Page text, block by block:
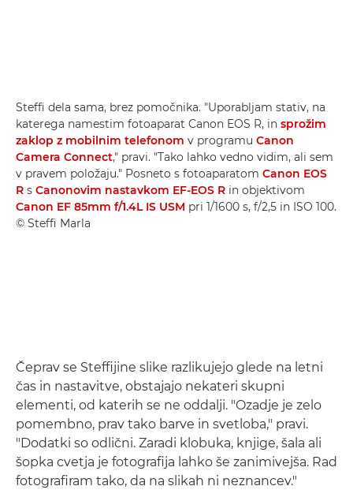
Steffi dela sama, brez pomočnika. "Uporabljam stativ, na
katerega namestim fotoaparat Canon EOS R, in sprožim
zaklop z mobilnim telefonom v programu Canon
Camera Connect," pravi. "Tako lahko vedno vidim, ali sem
v pravem položaju." Posneto s fotoaparatom Canon EOS
R s Canonovim nastavkom EF-EOS R in objektivom
Canon EF 85mm f/1.4L IS USM pri 1/1600 s, f/2,5 in ISO 100.
© Steffi Marla
Čeprav se Steffijine slike razlikujejo glede na letni
čas in nastavitve, obstajajo nekateri skupni
elementi, od katerih se ne oddalji. "Ozadje je zelo
pomembno, prav tako barve in svetloba," pravi.
"Dodatki so odlični. Zaradi klobuka, knjige, šala ali
šopka cvetja je fotografija lahko še zanimivejša. Rad
fotografiram tako, da na slikah ni neznancev."